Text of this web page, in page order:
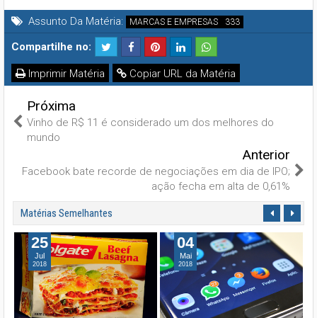
Assunto Da Matéria: MARCAS E EMPRESAS
Compartilhe no:
Copiar URL da Matéria
Imprimir Matéria
Próxima
Vinho de R$ 11 é considerado um dos melhores do
mundo
Anterior
Facebook bate recorde de negociações em dia de IPO;
ação fecha em alta de 0,61%
Matérias Semelhantes
25
Jul
2018
04
Mai
2018